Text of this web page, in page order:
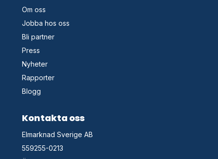
Om oss
Jobba hos oss
Bli partner
Press
Nyheter
Rapporter
Blogg
Kontakta oss
Elmarknad Sverige AB
559255-0213